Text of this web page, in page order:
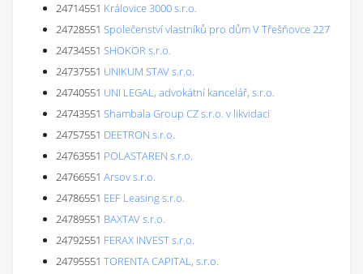
24714551 Královice 3000 s.r.o.
24728551 Společenství vlastníků pro dům V Třešňovce 227
24734551 SHOKOR s.r.o.
24737551 UNIKUM STAV s.r.o.
24740551 UNI LEGAL, advokátní kancelář, s.r.o.
24743551 Shambala Group CZ s.r.o. v likvidaci
24757551 DEETRON s.r.o.
24763551 POLASTAREN s.r.o.
24766551 Arsov s.r.o.
24786551 EEF Leasing s.r.o.
24789551 BAXTAV s.r.o.
24792551 FERAX INVEST s.r.o.
24795551 TORENTA CAPITAL, s.r.o.